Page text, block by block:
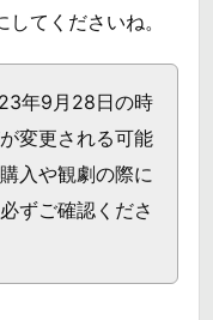
てくださいね。
年9月28日の時
変更される可能
入や観劇の際に
ずご確認くださ